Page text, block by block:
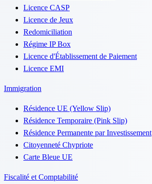
Licence CASP
Licence de Jeux
Redomiciliation
Régime IP Box
Licence d'Établissement de Paiement
Licence EMI
Immigration
Résidence UE (Yellow Slip)
Résidence Temporaire (Pink Slip)
Résidence Permanente par Investissement
Citoyenneté Chypriote
Carte Bleue UE
Fiscalité et Comptabilité